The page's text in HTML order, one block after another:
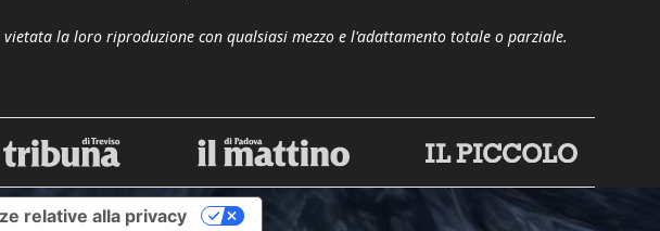
la loro riproduzione con qualsiasi mezzo e l'adattamento totale o parziale.
relative alla privacy